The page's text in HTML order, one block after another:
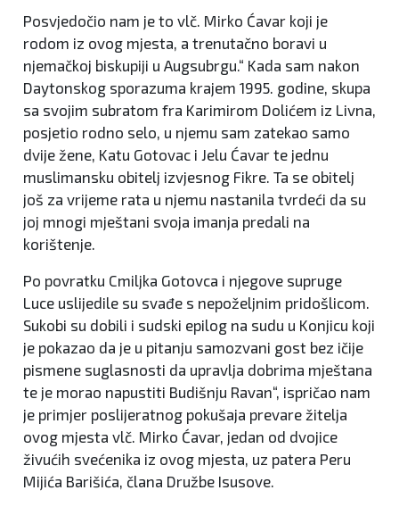
Posvjedočio nam je to vlč. Mirko Ćavar koji je
rodom iz ovog mjesta, a trenutačno boravi u
njemačkoj biskupiji u Augsubrgu.“ Kada sam nakon
Daytonskog sporazuma krajem 1995. godine, skupa
sa svojim subratom fra Karimirom Dolićem iz Livna,
posjetio rodno selo, u njemu sam zatekao samo
dvije žene, Katu Gotovac i Jelu Ćavar te jednu
muslimansku obitelj izvjesnog Fikre. Ta se obitelj
još za vrijeme rata u njemu nastanila tvrdeći da su
joj mnogi mještani svoja imanja predali na
korištenje.
Po povratku Cmiljka Gotovca i njegove supruge
Luce uslijedile su svađe s nepoželjnim pridošlicom.
Sukobi su dobili i sudski epilog na sudu u Konjicu koji
je pokazao da je u pitanju samozvani gost bez ičije
pismene suglasnosti da upravlja dobrima mještana
te je morao napustiti Budišnju Ravan“, ispričao nam
je primjer poslijeratnog pokušaja prevare žitelja
ovog mjesta vlč. Mirko Ćavar, jedan od dvojice
živućih svećenika iz ovog mjesta, uz patera Peru
Mijića Barišića, člana Družbe Isusove.